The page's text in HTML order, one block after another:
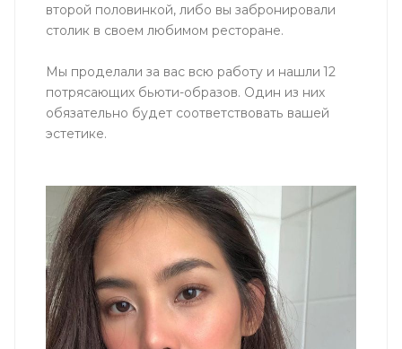
второй половинкой, либо вы забронировали
столик в своем любимом ресторане.
Мы проделали за вас всю работу и нашли 12
потрясающих бьюти-образов. Один из них
обязательно будет соответствовать вашей
эстетике.